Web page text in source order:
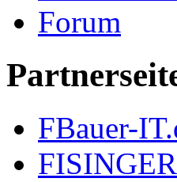
Forum
FBauer-